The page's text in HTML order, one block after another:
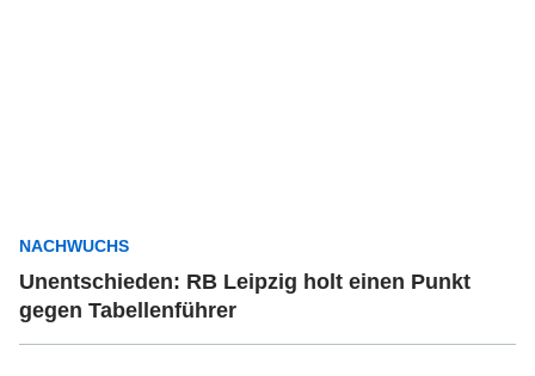
NACHWUCHS
Unentschieden: RB Leipzig holt einen Punkt
gegen Tabellenführer